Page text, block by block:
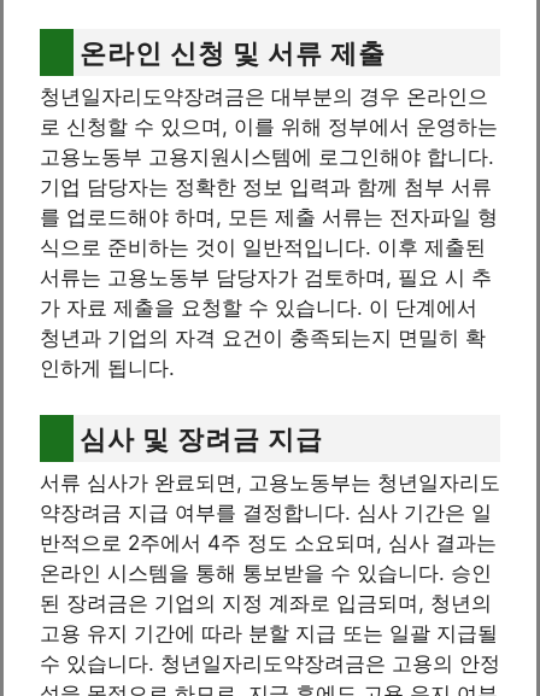
온라인 신청 및 서류 제출
청년일자리도약장려금은 대부분의 경우 온라인으
로 신청할 수 있으며, 이를 위해 정부에서 운영하는
고용노동부 고용지원시스템에 로그인해야 합니다.
기업 담당자는 정확한 정보 입력과 함께 첨부 서류
를 업로드해야 하며, 모든 제출 서류는 전자파일 형
식으로 준비하는 것이 일반적입니다. 이후 제출된
서류는 고용노동부 담당자가 검토하며, 필요 시 추
가 자료 제출을 요청할 수 있습니다. 이 단계에서
청년과 기업의 자격 요건이 충족되는지 면밀히 확
인하게 됩니다.
심사 및 장려금 지급
서류 심사가 완료되면, 고용노동부는 청년일자리도
약장려금 지급 여부를 결정합니다. 심사 기간은 일
반적으로 2주에서 4주 정도 소요되며, 심사 결과는
온라인 시스템을 통해 통보받을 수 있습니다. 승인
된 장려금은 기업의 지정 계좌로 입금되며, 청년의
고용 유지 기간에 따라 분할 지급 또는 일괄 지급될
수 있습니다. 청년일자리도약장려금은 고용의 안정